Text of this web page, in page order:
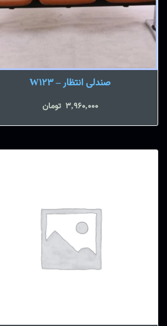
صندلی انتظار – W123
3,960,000 تومان